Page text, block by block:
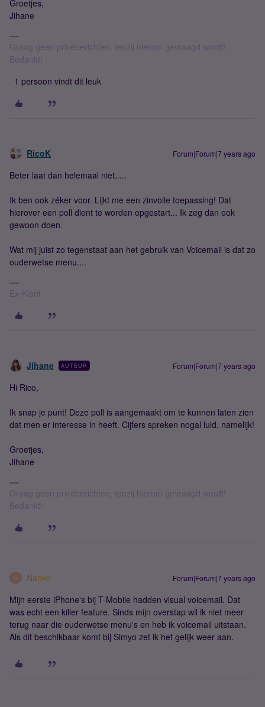
Groetjes,
Jihane
Graag geen privéberichten, tenzij hierom gevraagd wordt!
Bedankt!
1 persoon vindt dit leuk
RicoK Forum|Forum|7 years ago
Beter laat dan helemaal niet.....
Ik ben ook zéker voor. Lijkt me een zinvolle toepassing! Dat
hierover een poll dient te worden opgestart... Ik zeg dan ook
gewoon doen.
Wat mij juist zo tegenstaat aan het gebruik van Voicemail is dat zo
ouderwetse menu....
Ex-Klant
Jihane AUTEUR Forum|Forum|7 years ago
Hi Rico,
Ik snap je punt! Deze poll is aangemaakt om te kunnen laten zien
dat men er interesse in heeft. Cijfers spreken nogal luid, namelijk!
Groetjes,
Jihane
Graag geen privéberichten, tenzij hierom gevraagd wordt!
Bedankt!
N Nanko Forum|Forum|7 years ago
Mijn eerste iPhone's bij T-Mobile hadden visual voicemail. Dat
was echt een killer feature. Sinds mijn overstap wil ik niet meer
terug naar die ouderwetse menu's en heb ik voicemail uitstaan.
Als dit beschikbaar komt bij Simyo zet ik het gelijk weer aan.